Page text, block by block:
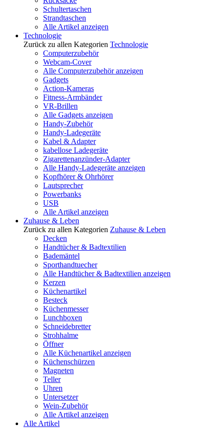
Schultertaschen
Strandtaschen
Alle Artikel anzeigen
Technologie
Zurück zu allen Kategorien Technologie
Computerzubehör
Webcam-Cover
Alle Computerzubehör anzeigen
Gadgets
Action-Kameras
Fitness-Armbänder
VR-Brillen
Alle Gadgets anzeigen
Handy-Zubehör
Handy-Ladegeräte
Kabel & Adapter
kabellose Ladegeräte
Zigarettenanzünder-Adapter
Alle Handy-Ladegeräte anzeigen
Kopfhörer & Ohrhörer
Lautsprecher
Powerbanks
USB
Alle Artikel anzeigen
Zuhause & Leben
Zurück zu allen Kategorien Zuhause & Leben
Decken
Handtücher & Badtextilien
Bademäntel
Sporthandtuecher
Alle Handtücher & Badtextilien anzeigen
Kerzen
Küchenartikel
Besteck
Küchenmesser
Lunchboxen
Schneidebretter
Strohhalme
Öffner
Alle Küchenartikel anzeigen
Küchenschürzen
Magneten
Teller
Uhren
Untersetzer
Wein-Zubehör
Alle Artikel anzeigen
Alle Artikel